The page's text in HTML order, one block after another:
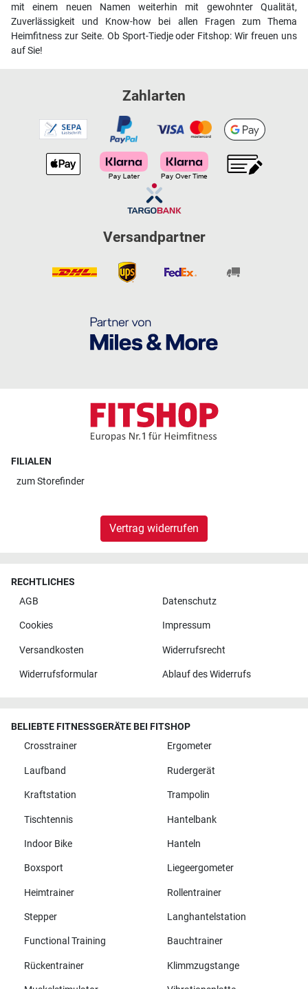
mit einem neuen Namen weiterhin mit gewohnter Qualität,
Zuverlässigkeit und Know-how bei allen Fragen zum Thema
Heimfitness zur Seite. Ob Sport-Tiedje oder Fitshop: Wir freuen uns
auf Sie!
Zahlarten
Versandpartner
FILIALEN
zumStorefinder
Vertrag widerrufen
RECHTLICHES
AGB
Datenschutz
Cookies Impressum
Versandkosten Widerrufsrecht
Widerrufsformular Ablauf des Widerrufs
BELIEBTE FITNESSGERÄTE BEI FITSHOP
Crosstrainer
Ergometer
Laufband Rudergerät
Kraftstation Trampolin
Tischtennis Hantelbank
Indoor Bike Hanteln
Boxsport Liegeergometer
Heimtrainer Rollentrainer
Stepper Langhantelstation
Functional Training Bauchtrainer
Rückentrainer Klimmzugstange